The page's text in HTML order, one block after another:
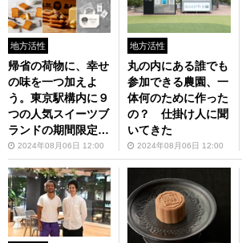
地方活性
帰省の荷物に、幸せ
の味を一つ加えよ
う。東京駅構内に９
つの人気スイーツブ
ランドの期間限定シ
ョップが集合
2024年08月06日 12:00
地方活性
丸の内にある誰でも
参加できる農園、一
体何のために作った
の？ 仕掛け人に聞
いてきた
2024年08月06日 12:00